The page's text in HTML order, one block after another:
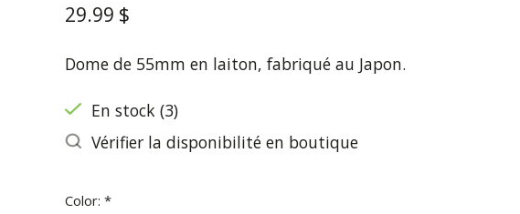
29.99 $
Dome de 55mm en laiton, fabriqué au Japon.
En stock (3)
Vérifier la disponibilité en boutique
Color: *